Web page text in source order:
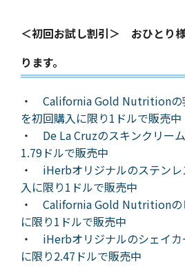
＜初回お試し割引＞ おひとり
ります。
・ California Gold Nutritionの
を初回購入に限り1ドルで販売中
・ De La Cruzのスキンクリー
1.79ドルで販売中
・ iHerbオリジナルのステン
入に限り1ドルで販売中
・ California Gold Nutritionの
に限り1ドルで販売中
・ iHerbオリジナルのシェイ
に限り2.47ドルで販売中